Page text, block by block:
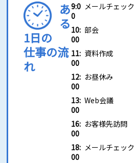
あ
る
1日の
仕事の流
れ
9:0
0
メールチェック
10:
00
部会
11:
00
資料作成
12:
00
お昼休み
13:
00
Web会議
16:
00
お客様先訪問
18:
00
メールチェック